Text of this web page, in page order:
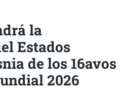
la
Estados
de los 16avos
2026